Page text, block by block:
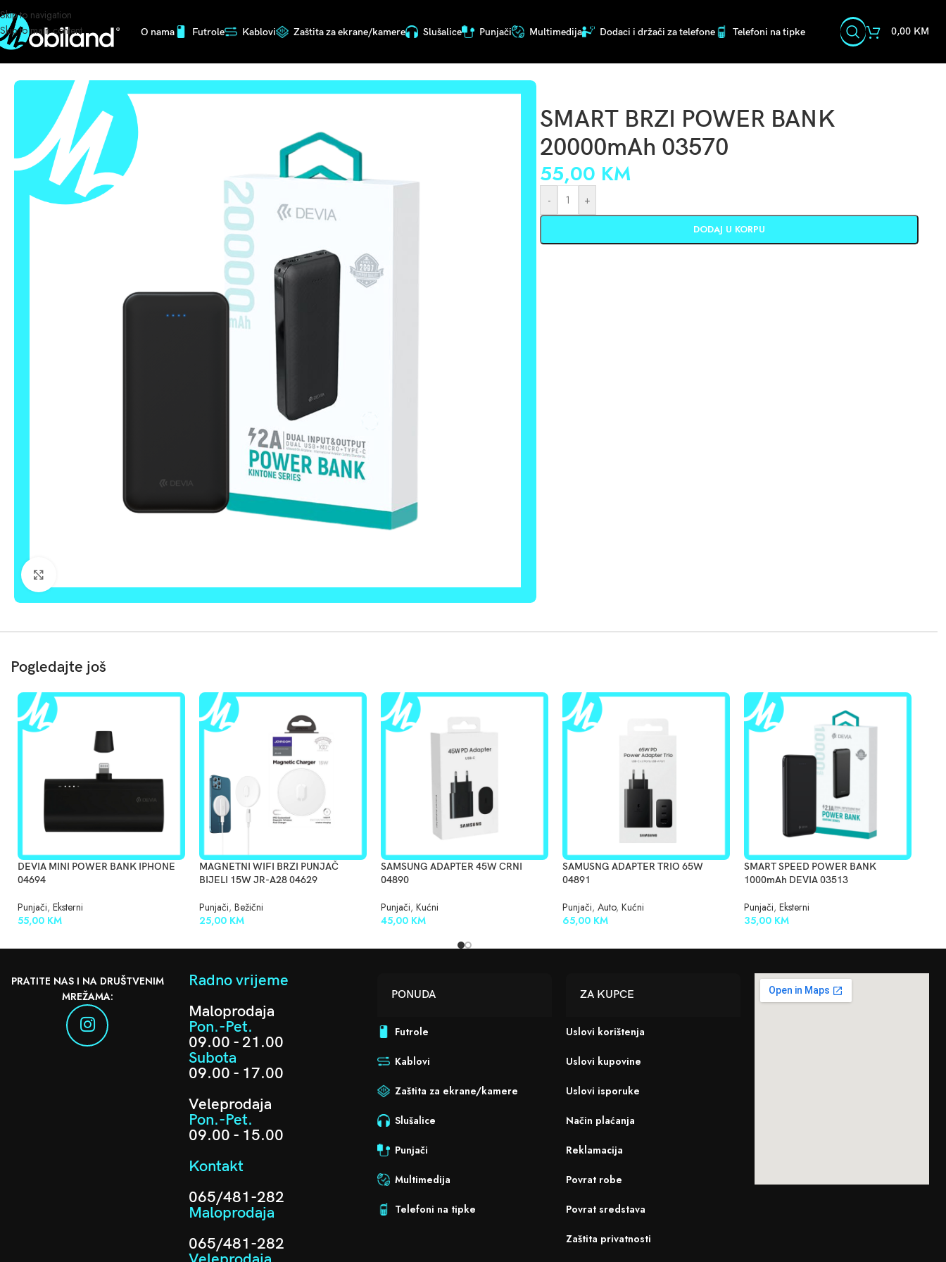
Skip to navigation
Skip to main content
O nama Futrole Kablovi Zaštita za ekrane/kamere Slušalice Punjači Multimedija Dodaci i držači za telefone Telefoni na tipke 0,00 KM
Početna/Punjači/Eksterni/SMART BRZI POWER BANK 20000mAh 03570
SMART BRZI POWER BANK
20000mAh 03570
55,00 KM
- +
DODAJ U KORPU
Pogledajte još
DEVIA MINI POWER BANK IPHONE
04694
Punjači, Eksterni
55,00 KM
MAGNETNI WIFI BRZI PUNJAČ
BIJELI 15W JR-A28 04629
Punjači, Bežični
25,00 KM
SAMSUNG ADAPTER 45W CRNI
04890
Punjači, Kućni
45,00 KM
SAMUSNG ADAPTER TRIO 65W
04891
Punjači, Auto, Kućni
65,00 KM
SMART SPEED POWER BANK
1000mAh DEVIA 03513
Punjači, Eksterni
35,00 KM
PRATITE NAS I NA DRUŠTVENIM
MREŽAMA:
Radno vrijeme
Maloprodaja
Pon.-Pet.
09.00 - 21.00
Subota
09.00 - 17.00
Veleprodaja
Pon.-Pet.
09.00 - 15.00
Kontakt
065/481-282
Maloprodaja
065/481-282
PONUDA
Futrole
Kablovi
Zaštita za ekrane/kamere
Slušalice
Punjači
Multimedija
Telefoni na tipke
ZA KUPCE
Uslovi korištenja
Uslovi kupovine
Uslovi isporuke
Način plaćanja
Reklamacija
Povrat robe
Povrat sredstava
Zaštita privatnosti